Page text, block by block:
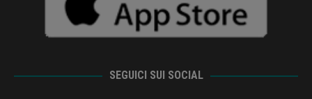
SEGUICI SUI SOCIAL